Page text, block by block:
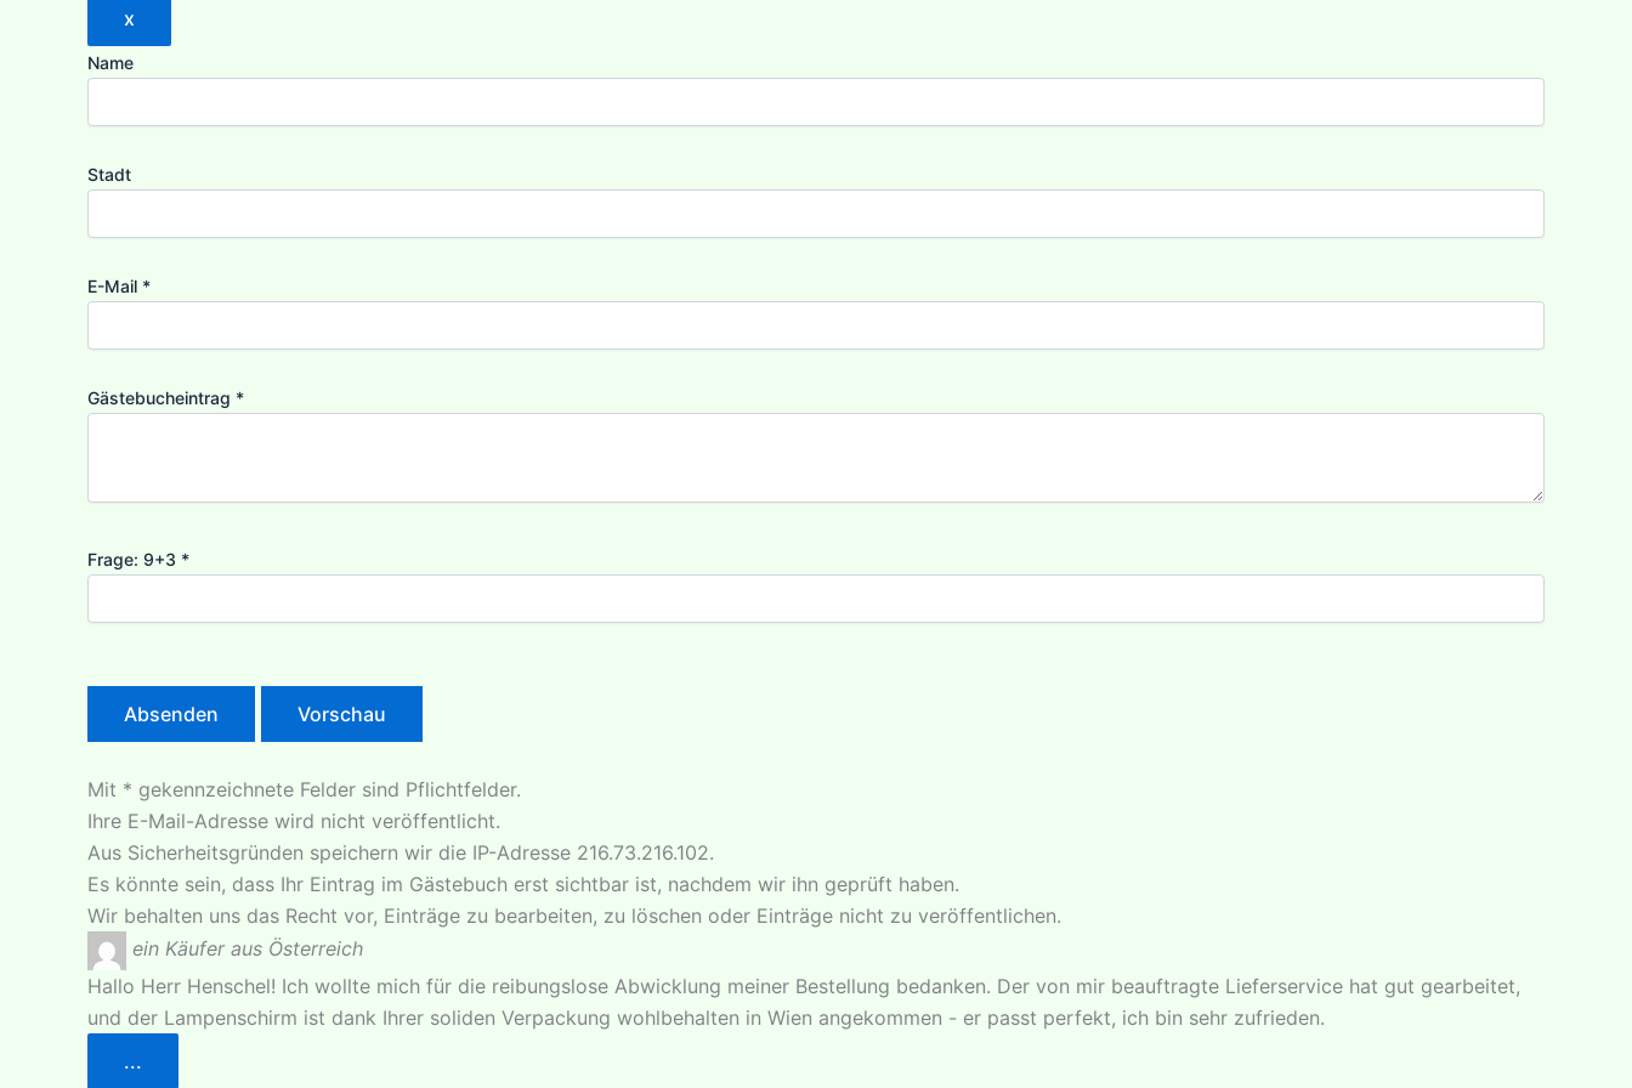
x
Name
Stadt
E-Mail *
Gästebucheintrag *
Frage: 9+3 *
Mit * gekennzeichnete Felder sind Pflichtfelder.
Ihre E-Mail-Adresse wird nicht veröffentlicht.
Aus Sicherheitsgründen speichern wir die IP-Adresse 216.73.216.102.
Es könnte sein, dass Ihr Eintrag im Gästebuch erst sichtbar ist, nachdem wir ihn geprüft haben.
Wir behalten uns das Recht vor, Einträge zu bearbeiten, zu löschen oder Einträge nicht zu veröffentlichen.
ein Käufer aus Österreich
Hallo Herr Henschel! Ich wollte mich für die reibungslose Abwicklung meiner Bestellung bedanken. Der von mir beauftragte Lieferservice hat gut gearbeitet,
und der Lampenschirm ist dank Ihrer soliden Verpackung wohlbehalten in Wien angekommen - er passt perfekt, ich bin sehr zufrieden.
...